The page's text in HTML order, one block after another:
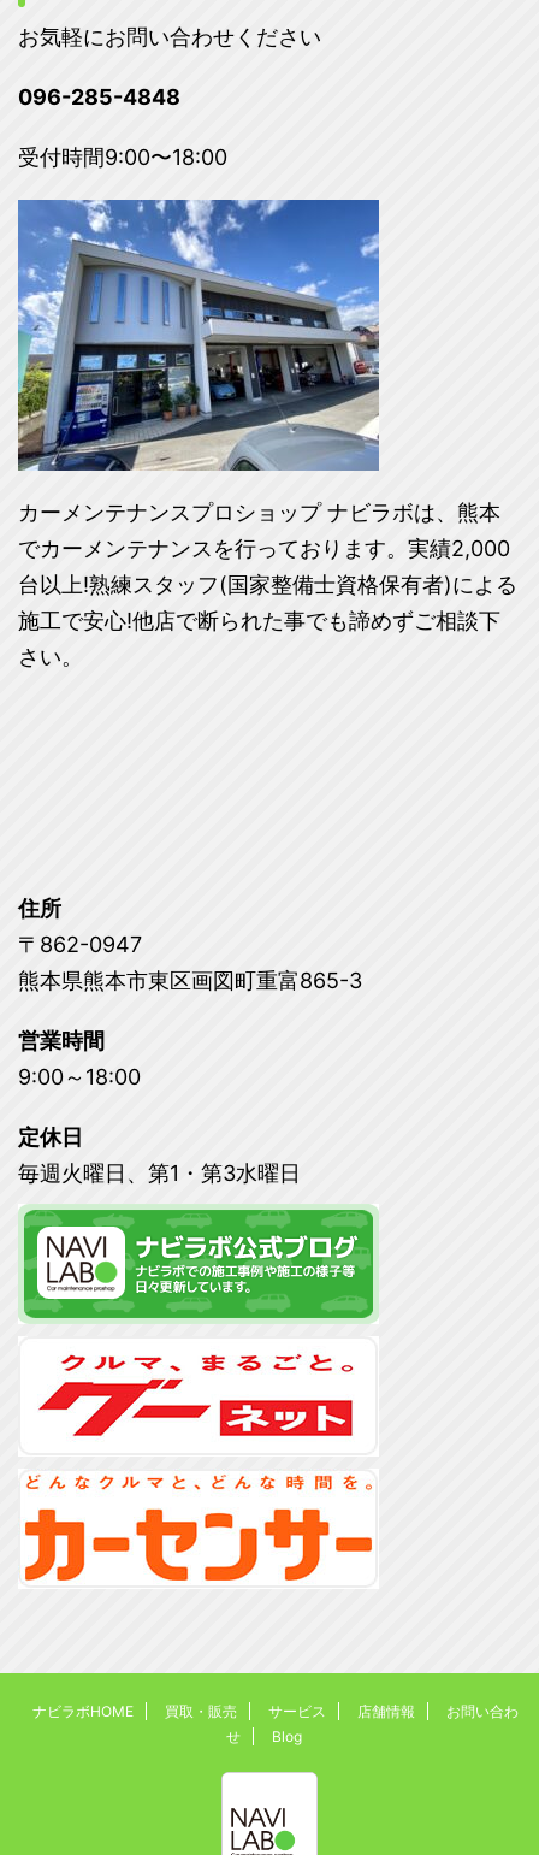
お気軽にお問い合わせください
096-285-4848
受付時間9:00〜18:00
カーメンテナンスプロショップ ナビラボは、熊本
でカーメンテナンスを行っております。実績2,000
台以上!熟練スタッフ(国家整備士資格保有者)による
施工で安心!他店で断られた事でも諦めずご相談下
さい。
住所
〒862-0947
熊本県熊本市東区画図町重富865-3
営業時間
9:00～18:00
定休日
毎週火曜日、第1・第3水曜日
ナビラボHOME 買取・販売 サービス 店舗情報
お問い合わ
せ
Blog